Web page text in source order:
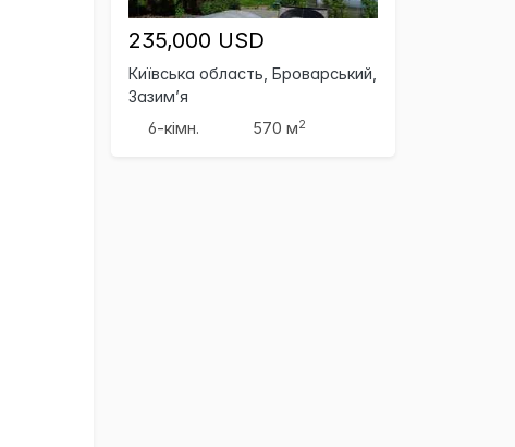
235,000 USD
Київська область, Броварський,
Зазим’я
6-кімн.
570 м2